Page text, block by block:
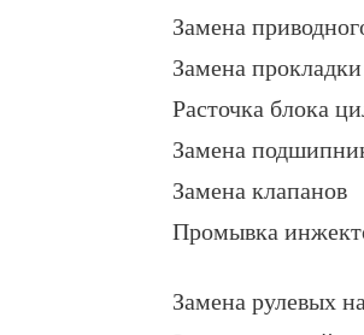
Замена
Замена
Расточка блока
Замена
Замена клапанов
Промывка
Замена рулевых